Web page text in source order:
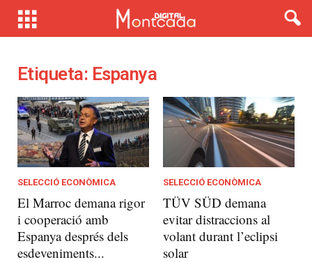
Etiqueta: Espanya
SELECCIÓ ECONÒMICA
El Marroc demana rigor
i cooperació amb
Espanya després dels
esdeveniments...
SELECCIÓ ECONÒMICA
TÜV SÜD demana
evitar distraccions al
volant durant l’eclipsi
solar